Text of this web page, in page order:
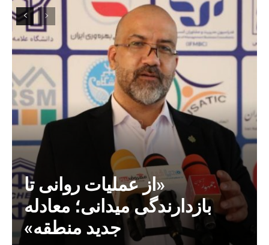
«از عملیات روانی تا
بازدارندگی میدانی؛ معادله
جدید منطقه»